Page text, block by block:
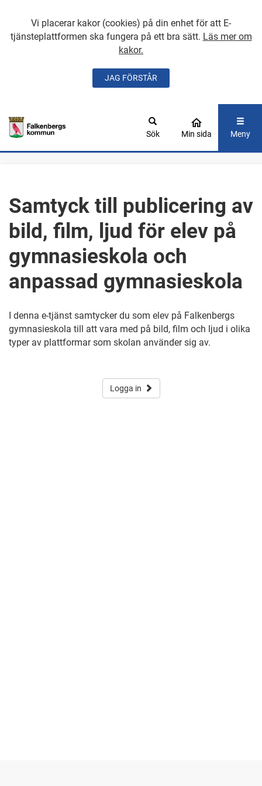
Vi placerar kakor (cookies) på din enhet för att E-
tjänsteplattformen ska fungera på ett bra sätt. Läs mer om
kakor.
JAG FÖRSTÅR
GÅ DIREKT TILL
Sök Min sida Meny
Samtyck till publicering av
bild, film, ljud för elev på
gymnasieskola och
anpassad gymnasieskola
I denna e-tjänst samtycker du som elev på Falkenbergs
gymnasieskola till att vara med på bild, film och ljud i olika
typer av plattformar som skolan använder sig av.
Logga in